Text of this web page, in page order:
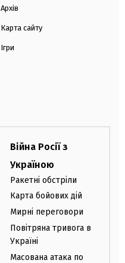
Архів
Карта сайту
Ігри
Війна Росії з
Україною
Ракетні обстріли
Карта бойових дій
Мирні переговори
Повітряна тривога в
Україні
Масована атака по